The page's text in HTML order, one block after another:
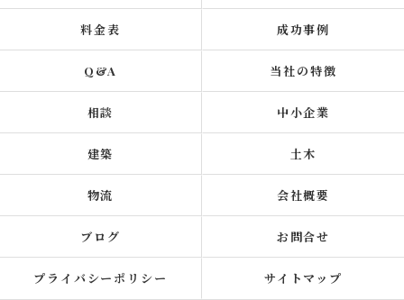
料金表 成功事例
Q&A 当社の特徴
相談 中小企業
建築 土木
物流 会社概要
ブログ お問合せ
プライバシーポリシー サイトマップ